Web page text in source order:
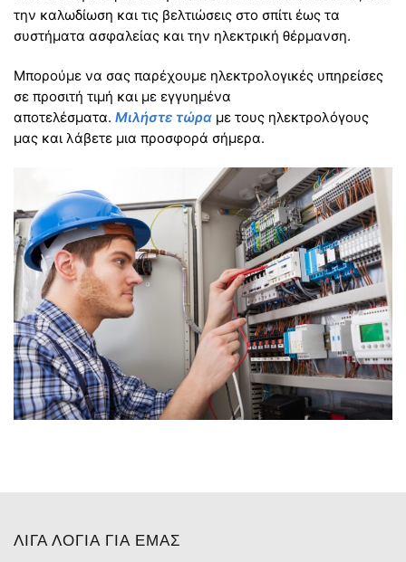
την καλωδίωση και τις βελτιώσεις στο σπίτι έως τα
συστήματα ασφαλείας και την ηλεκτρική θέρμανση.
Μπορούμε να σας παρέχουμε ηλεκτρολογικές υπηρείσες
σε προσιτή τιμή και με εγγυημένα
αποτελέσματα. Μιλήστε τώρα με τους ηλεκτρολόγους
μας και λάβετε μια προσφορά σήμερα.
ΛΙΓΑ ΛΟΓΙΑ ΓΙΑ ΕΜΑΣ